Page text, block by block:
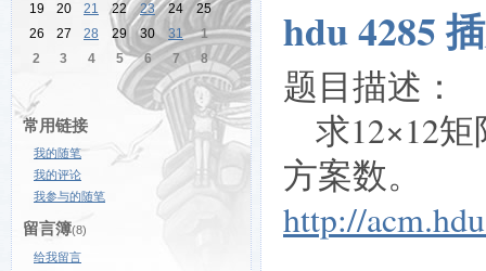
19
20 21 22 23 24
25
26
27 28 29 30 31
1
2
3 4 5 6 7 8
常用链接
我的随笔
我的评论
我参与的随笔
留言簿(8)
给我留言
hdu 4285
题目描述：
求12×12矩
方案数。
http://